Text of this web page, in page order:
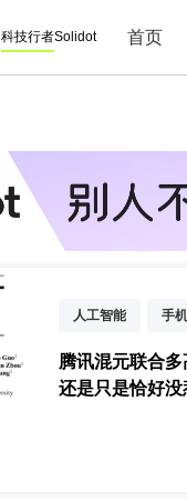
科技行者Solidot 首页
人工智能 手
腾讯混元联合
还是只是恰好没